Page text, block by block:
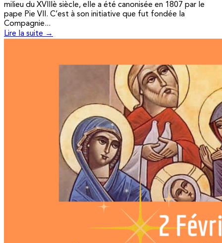
milieu du XVIIIè siècle, elle a été canonisée en 1807 par le
pape Pie VII. C’est à son initiative que fut fondée la
Compagnie...
Lire la suite →